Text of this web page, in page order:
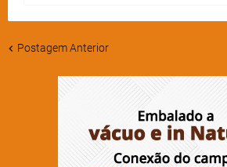
Postagem Anterior